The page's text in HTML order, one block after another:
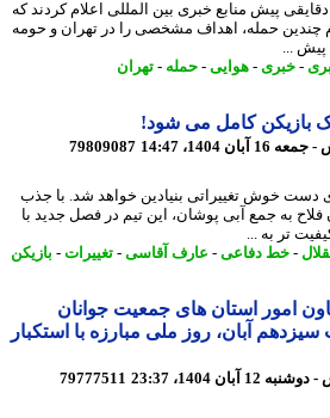
پیش منابع خبری بین المللی اعلام کردند که
حمله، اهداف مشخصی را در تهران و حومه
...
خبری- هوایی- حمله-تهران
کامل می شود!
79809087
خوش تغییراتی بنیادین خواهد شد. با جذب
جمع آبی پوشان، این تیم در فصل جدید با
به ...
-خط دفاعی-عارف آقاسی-تغییرات- بازیکن
امور استان های جمعیت جوانان
آبان، روز ملی مبارزه با استکبار
79777511